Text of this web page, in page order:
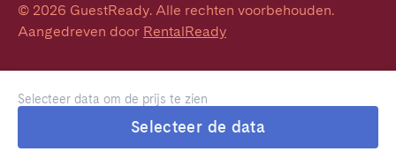
Selecteer data om de prijs te zien
Selecteer de data
© 2026 GuestReady. Alle rechten voorbehouden.
Aangedreven door RentalReady